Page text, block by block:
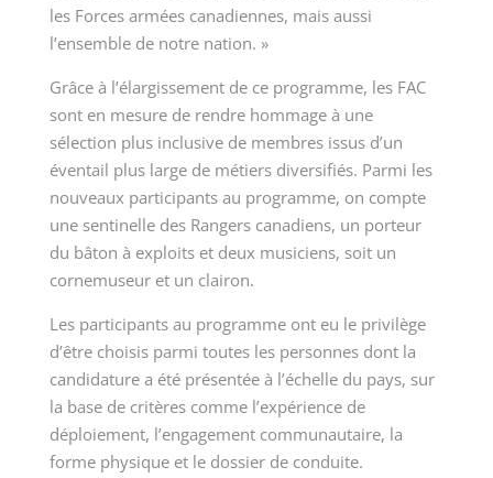
les Forces armées canadiennes, mais aussi
l’ensemble de notre nation. »
Grâce à l’élargissement de ce programme, les FAC
sont en mesure de rendre hommage à une
sélection plus inclusive de membres issus d’un
éventail plus large de métiers diversifiés. Parmi les
nouveaux participants au programme, on compte
une sentinelle des Rangers canadiens, un porteur
du bâton à exploits et deux musiciens, soit un
cornemuseur et un clairon.
Les participants au programme ont eu le privilège
d’être choisis parmi toutes les personnes dont la
candidature a été présentée à l’échelle du pays, sur
la base de critères comme l’expérience de
déploiement, l’engagement communautaire, la
forme physique et le dossier de conduite.